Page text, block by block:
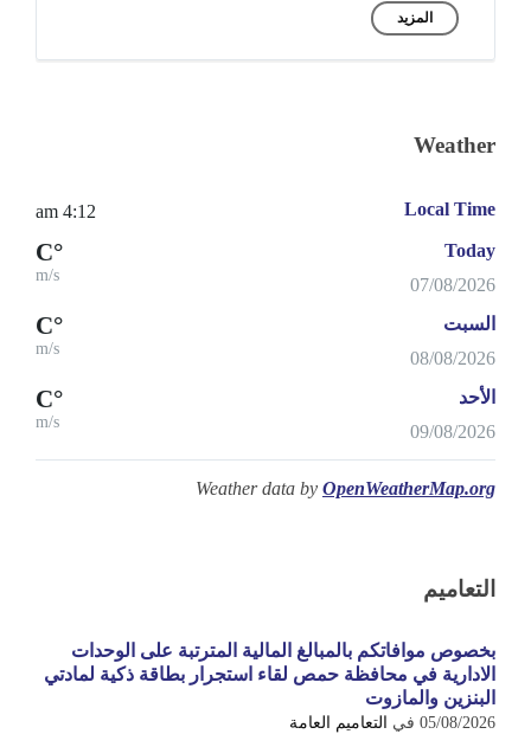
المزيد
Weather
Local Time
4:12 am
Today
07/08/2026
°C
m/s
السبت
08/08/2026
°C
m/s
الأحد
09/08/2026
°C
m/s
Weather data by OpenWeatherMap.org
التعاميم
بخصوص موافاتكم بالمبالغ المالية المترتبة على الوحدات
الادارية في محافظة حمص لقاء استجرار بطاقة ذكية لمادتي
البنزين والمازوت
05/08/2026 في التعاميم العامة